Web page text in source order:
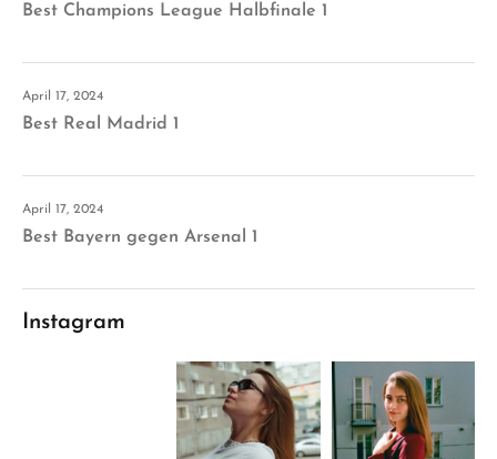
Best Champions League Halbfinale 1
April 17, 2024
Best Real Madrid 1
April 17, 2024
Best Bayern gegen Arsenal 1
Instagram